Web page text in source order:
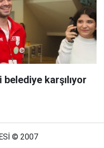
karşılıyor
© 2007